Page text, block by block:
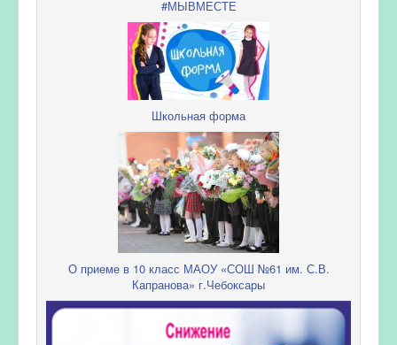
#МЫВМЕСТЕ
Школьная форма
О приеме в 10 класс МАОУ «СОШ №61 им. С.В.
Капранова» г.Чебоксары